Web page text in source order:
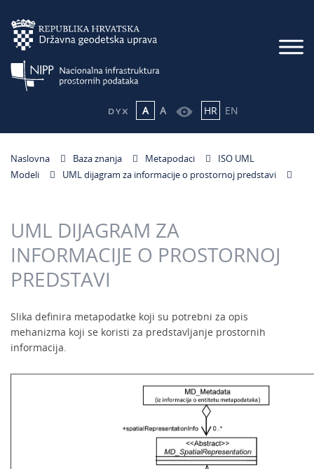
A A HR EN
Naslovna Baza znanja Metapodaci
ISO UML
Modeli
UML dijagram za informacije o prostornoj predstavi
UML DIJAGRAM ZA
INFORMACIJE O PROSTORNOJ
PREDSTAVI
Slika definira metapodatke koji su potrebni za opis
mehanizma koji se koristi za predstavljanje prostornih
informacija.